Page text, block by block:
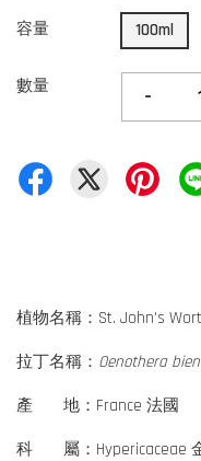
容量 100ml
數量 -
植物名稱：St. John's
拉丁名稱： Oenothera
產 地：France 法國
科 屬：Hypericaceae